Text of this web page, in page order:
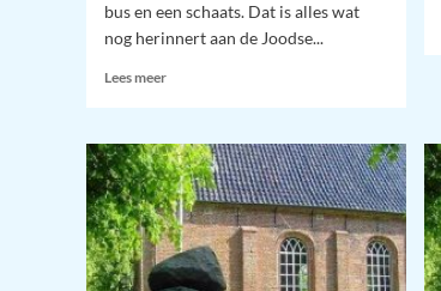
bus en een schaats. Dat is alles wat
nog herinnert aan de Joodse...
Lees meerLees
Joods
bestek
teruggegeven
aan
nabestaanden:
‘Het
lag